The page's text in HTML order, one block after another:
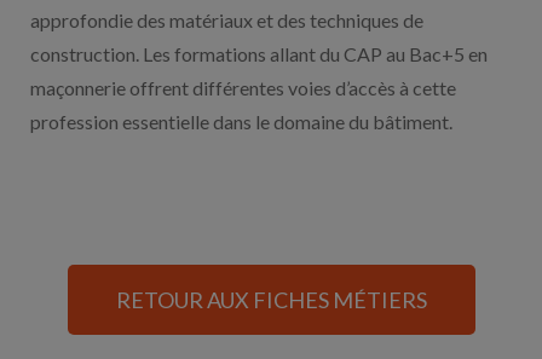
approfondie des matériaux et des techniques de
construction. Les formations allant du CAP au Bac+5 en
maçonnerie offrent différentes voies d’accès à cette
profession essentielle dans le domaine du bâtiment.
RETOUR AUX FICHES MÉTIERS